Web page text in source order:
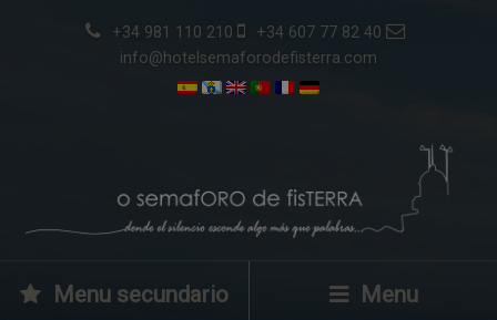
+34 981 110 210
+34 607 77 82 40
info@hotelsemaforodefisterra.com
Menu secundario Menu